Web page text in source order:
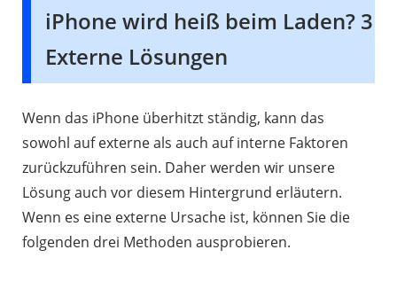
iPhone wird heiß beim Laden? 3
Externe Lösungen
Wenn das iPhone überhitzt ständig, kann das
sowohl auf externe als auch auf interne Faktoren
zurückzuführen sein. Daher werden wir unsere
Lösung auch vor diesem Hintergrund erläutern.
Wenn es eine externe Ursache ist, können Sie die
folgenden drei Methoden ausprobieren.